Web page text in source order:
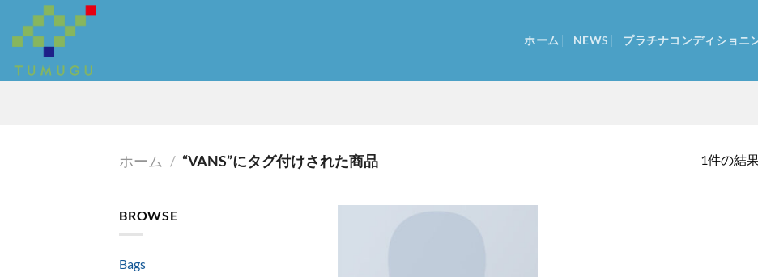
content
ホーム NEWS プラチナコンディショニ
ホーム / “VANS”にタグ付けされた商品 1件の結
BROWSE
Bags